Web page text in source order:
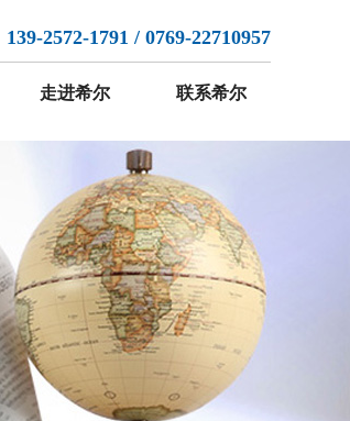
139-2572-1791 / 0769-22710957
走进希尔 联系希尔